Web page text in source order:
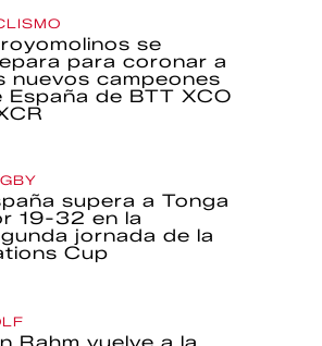
se
para coronar a
nuevos campeones
España de BTT XCO
supera a Tonga
19-32 en la
jornada de la
Cup